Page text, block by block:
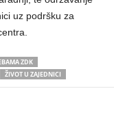
uz podršku za
ZDK
ŽIVOT U ZAJEDNICI